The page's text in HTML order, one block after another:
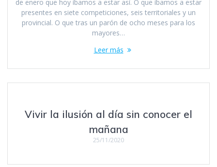
de enero que hoy íbamos a estar así. O que íbamos a estar
presentes en siete competiciones, seis territoriales y un
provincial. O que tras un parón de ocho meses para los
mayores…
Leer más
Vivir la ilusión al día sin conocer el
mañana
25/11/2020